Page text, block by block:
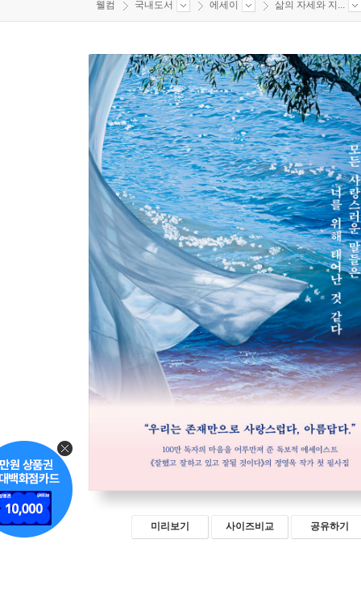
웰컴 국내도서 에세이 삶의 자세와 지...
미리보기 사이즈비교 공유하기